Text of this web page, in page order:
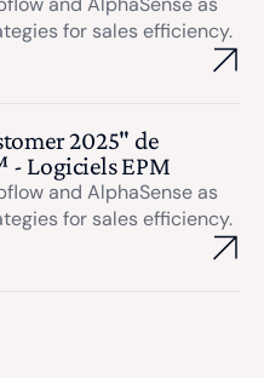
for sales efficiency.
2025" de
Logiciels EPM
and AlphaSense as
for sales efficiency.